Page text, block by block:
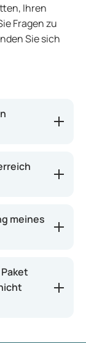
Ihren
Fragen zu
Sie sich
meines